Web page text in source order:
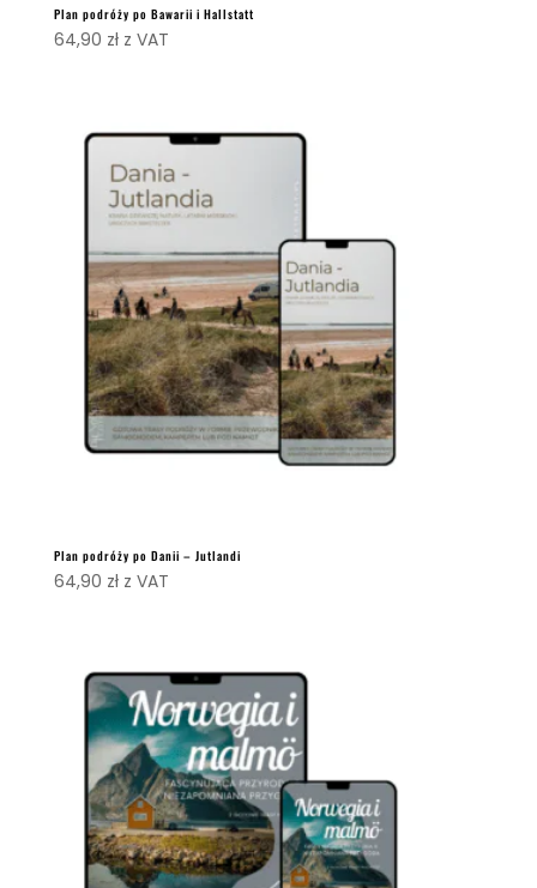
Plan podróży po Bawarii i Hallstatt
64,90 zł z VAT
Plan podróży po Danii – Jutlandi
64,90 zł z VAT